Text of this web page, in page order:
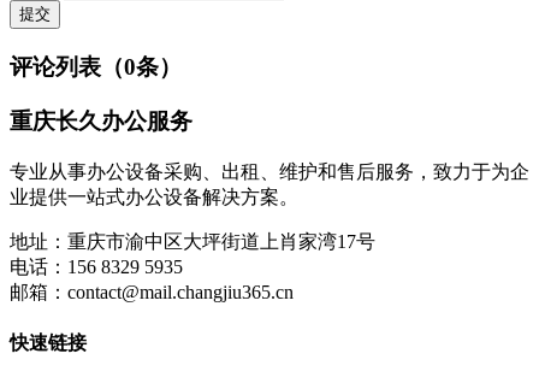
提交
评论列表（0条）
重庆长久办公服务
专业从事办公设备采购、出租、维护和售后服务，致力于为企
业提供一站式办公设备解决方案。
地址： 重庆市渝中区大坪街道上肖家湾17号
电话： 156 8329 5935
邮箱： contact@mail.changjiu365.cn
快速链接